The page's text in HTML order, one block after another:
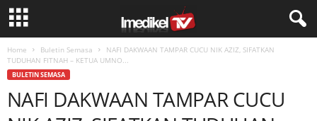
Home Buletin Semasa
NAFI DAKWAAN TAMPAR CUCU NIK AZIZ, SIFATKAN
TUDUHAN FITNAH – KETUA UMNO...
BULETIN SEMASA
NAFI DAKWAAN TAMPAR CUCU